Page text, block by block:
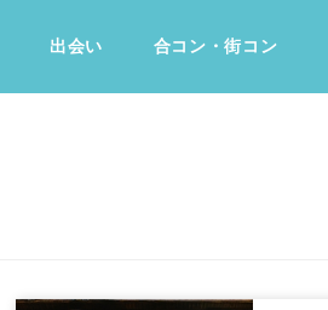
出会い 合コン・街コン